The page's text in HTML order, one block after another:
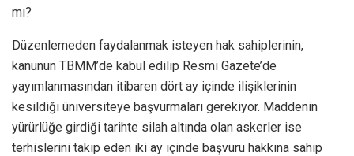
mı?
Düzenlemeden faydalanmak isteyen hak sahiplerinin,
kanunun TBMM’de kabul edilip Resmi Gazete’de
yayımlanmasından itibaren dört ay içinde ilişiklerinin
kesildiği üniversiteye başvurmaları gerekiyor. Maddenin
yürürlüğe girdiği tarihte silah altında olan askerler ise
terhislerini takip eden iki ay içinde başvuru hakkına sahip